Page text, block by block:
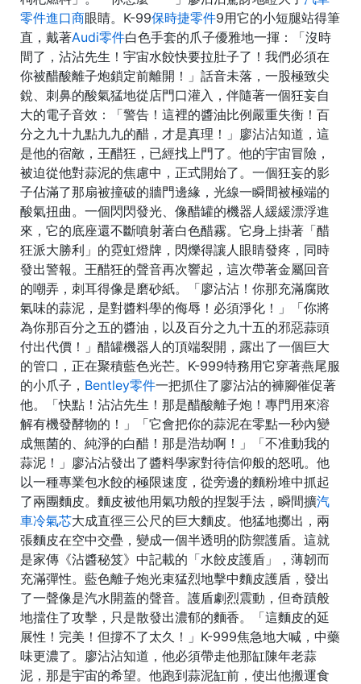
零件進口商眼睛。K-99保時捷零件9用它的小短腿站得筆
直，戴著Audi零件白色手套的爪子優雅地一揮：「沒時
間了，沾沾先生！宇宙水餃快要拉肚子了！我們必須在
你被醋酸離子炮鎖定前離開！」話音未落，一股極致尖
銳、刺鼻的酸氣猛地從店門口灌入，伴隨著一個狂妄自
大的電子音效：「警告！這裡的醬油比例嚴重失衡！百
分之九十九點九九的醋，才是真理！」廖沾沾知道，這
是他的宿敵，王醋狂，已經找上門了。他的宇宙冒險，
被迫從他對蒜泥的焦慮中，正式開始了。一個狂妄的影
子佔滿了那扇被撞破的牆門邊緣，光線一瞬間被極端的
酸氣扭曲。一個閃閃發光、像醋罐的機器人緩緩漂浮進
來，它的底座還不斷噴射著白色醋霧。它身上掛著「醋
狂派大勝利」的霓虹燈牌，閃爍得讓人眼睛發疼，同時
發出警報。王醋狂的聲音再次響起，這次帶著金屬回音
的嘲弄，刺耳得像是磨砂紙。「廖沾沾！你那充滿腐敗
氣味的蒜泥，是對醬料學的侮辱！必須淨化！」「你將
為你那百分之五的醬油，以及百分之九十五的邪惡蒜頭
付出代價！」醋罐機器人的頂端裂開，露出了一個巨大
的管口，正在聚積藍色光芒。K-999特務用它穿著燕尾服
的小爪子， Bentley零件一把抓住了廖沾沾的褲腳催促著
他。「快點！沾沾先生！那是醋酸離子炮！專門用來溶
解有機發酵物的！」「它會把你的蒜泥在零點一秒內變
成無菌的、純淨的白醋！那是浩劫啊！」「不准動我的
蒜泥！」廖沾沾發出了醬料學家對待信仰般的怒吼。他
以一種專業包水餃的極限速度，從旁邊的麵粉堆中抓起
了兩團麵皮。麵皮被他用氣功般的捏製手法，瞬間擴汽
車冷氣芯大成直徑三公尺的巨大麵皮。他猛地擲出，兩
張麵皮在空中交疊，變成一個半透明的防禦護盾。這就
是家傳《沾醬秘笈》中記載的「水餃皮護盾」，薄韌而
充滿彈性。藍色離子炮光束猛烈地擊中麵皮護盾，發出
了一聲像是汽水開蓋的聲音。護盾劇烈震動，但奇蹟般
地擋住了攻擊，只是散發出濃郁的麵香。「這麵皮的延
展性！完美！但撐不了太久！」K-999焦急地大喊，中藥
味更濃了。廖沾沾知道，他必須帶走他那缸陳年老蒜
泥，那是宇宙的希望。他跑到蒜泥缸前，使出他搬運食